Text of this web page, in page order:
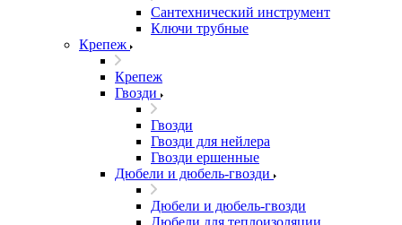
Сантехнический инструмент
Ключи трубные
Крепеж
Крепеж
Гвозди
Гвозди
Гвозди для нейлера
Гвозди ершенные
Дюбели и дюбель-гвозди
Дюбели и дюбель-гвозди
Дюбели для теплоизоляции